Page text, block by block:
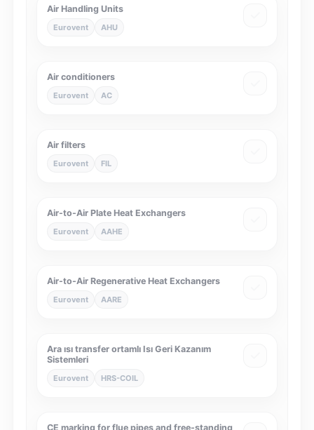
Air Handling Units
Eurovent AHU
Air conditioners
Eurovent AC
Air filters
Eurovent FIL
Air-to-Air Plate Heat Exchangers
Eurovent AAHE
Air-to-Air Regenerative Heat Exchangers
Eurovent AARE
Ara ısı transfer ortamlı Isı Geri Kazanım
Sistemleri
Eurovent HRS-COIL
CE marking for flue pipes and free-standing